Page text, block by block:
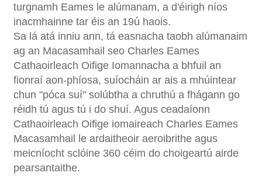
turgnamh Eames le alúmanam, a d'éirigh níos
inacmhainne tar éis an 19ú haois.
Sa lá atá inniu ann, tá easnacha taobh alúmanaim
ag an Macasamhail seo Charles Eames
Cathaoirleach Oifige Iomannacha a bhfuil an
fionraí aon-phíosa, suíocháin ar ais a mhúintear
chun "póca suí" solúbtha a chruthú a fhágann go
réidh tú agus tú i do shuí. Agus ceadaíonn
Cathaoirleach Oifige iomaireach Charles Eames
Macasamhail le ardaitheoir aeroibrithe agus
meicníocht sclóine 360 ​​céim do choigeartú airde
pearsantaithe.